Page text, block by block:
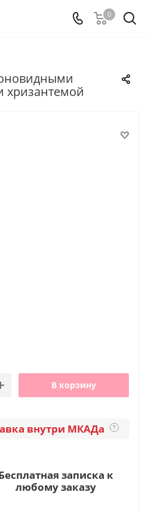
0
хризантемой
В корзину
внутри МКАДа ?
записка к
любому заказу